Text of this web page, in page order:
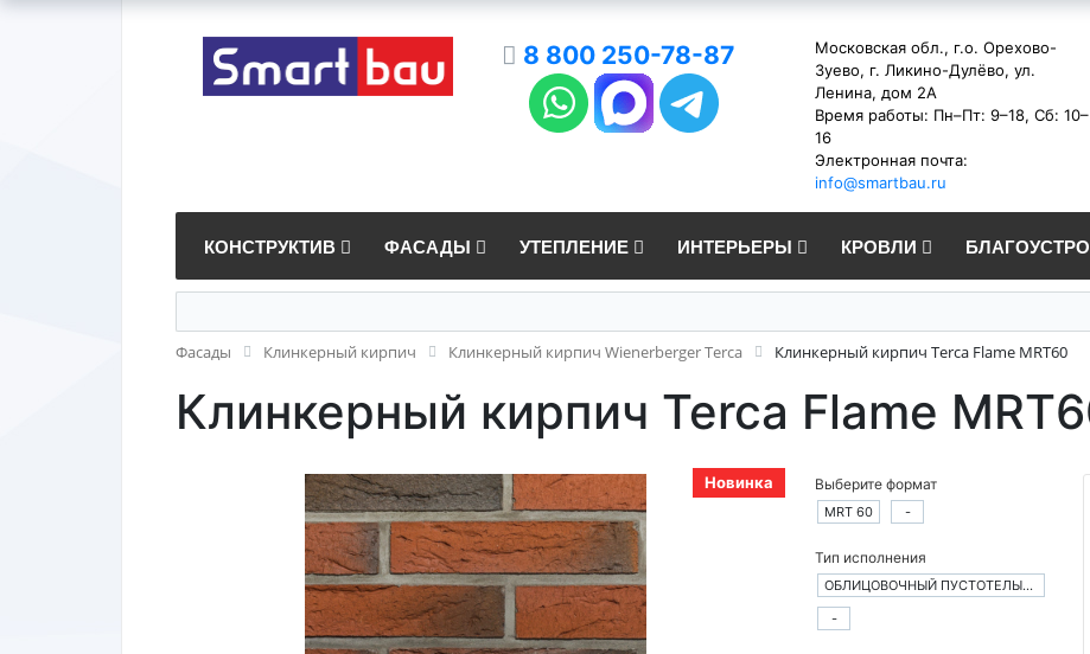
8 800 250-78-87
Московская обл., г.о. Орехово-
Зуево, г. Ликино-Дулёво, ул.
Ленина, дом 2А
Время работы: Пн–Пт: 9–18, Сб: 10–
16
Электронная почта:
info@smartbau.ru
КОНСТРУКТИВ ФАСАДЫ УТЕПЛЕНИЕ ИНТЕРЬЕРЫ КРОВЛИ
Фасады Клинкерный кирпич Клинкерный кирпич Wienerberger Terca Клинкерный кирпич Terca Flame MRT60
Клинкерный кирпич Terca Flame
Новинка Выберите формат
MRT 60 -
Тип исполнения
ОБЛИЦОВОЧНЫЙ ПУСТОТЕЛЫЙ КИРПИЧ
-